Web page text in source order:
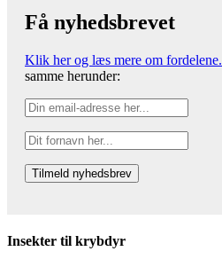
Få nyhedsbrevet
Klik her og læs mere om fordelene.
samme herunder:
Insekter til krybdyr